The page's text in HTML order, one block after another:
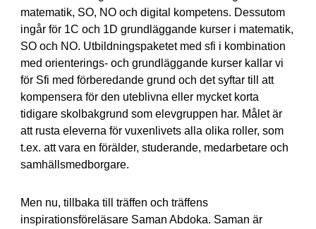
matematik, SO, NO och digital kompetens. Dessutom
ingår för 1C och 1D grundläggande kurser i matematik,
SO och NO. Utbildningspaketet med sfi i kombination
med orienterings- och grundläggande kurser kallar vi
för Sfi med förberedande grund och det syftar till att
kompensera för den uteblivna eller mycket korta
tidigare skolbakgrund som elevgruppen har. Målet är
att rusta eleverna för vuxenlivets alla olika roller, som
t.ex. att vara en förälder, studerande, medarbetare och
samhällsmedborgare.
Men nu, tillbaka till träffen och träffens
inspirationsföreläsare Saman Abdoka. Saman är